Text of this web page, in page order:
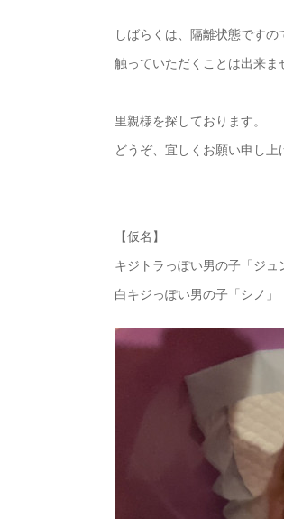
しばらくは、隔離状態ですの
触っていただくことは出来ま
里親様を探しております。
どうぞ、宜しくお願い申し
【仮名】
キジトラっぽい男の子「ジュ
白キジっぽい男の子「シノ」